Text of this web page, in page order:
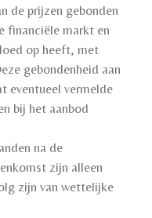
de prijzen gebonden
financiële markt en
op heeft, met
gebondenheid aan
eventueel vermelde
bij het aanbod
na de
zijn alleen
zijn van wettelijke